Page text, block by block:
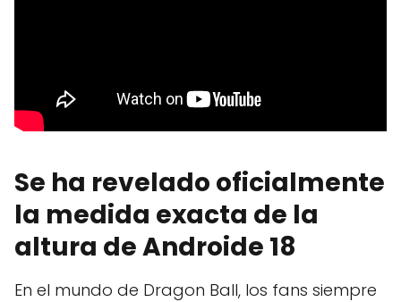
Se ha revelado oficialmente
la medida exacta de la
altura de Androide 18
En el mundo de Dragon Ball, los fans siempre